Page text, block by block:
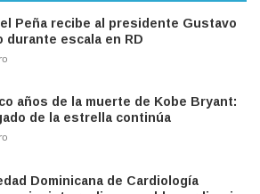
Peña recibe al presidente Gustavo
durante escala en RD
años de la muerte de Kobe Bryant:
de la estrella continúa
Dominicana de Cardiología